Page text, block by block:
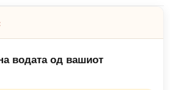
водата од вашиот